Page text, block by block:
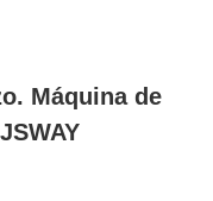
Máquina de